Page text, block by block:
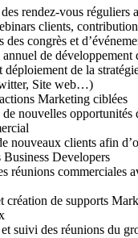
rendez-vous réguliers
clients,
des congrès et
annuel de développement
déploiement de la
Site web…)
Marketing ciblées
nouvelles opportunités
nouveaux clients afin
Business Developers
réunions commerciales
création de supports
suivi des réunions du